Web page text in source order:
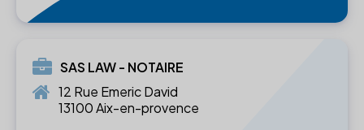
SAS LAW - NOTAIRE
12 Rue Emeric David
13100 Aix-en-provence